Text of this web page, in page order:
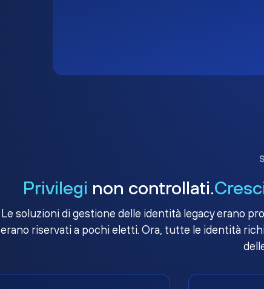
Privilegi non controllati.
Le soluzioni di gestione delle identità legacy erano
erano riservati a pochi eletti. Ora, tutte le identità